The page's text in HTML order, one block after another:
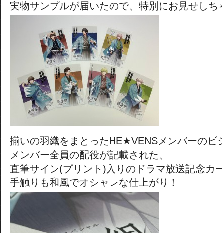
実物サンプルが届いたので、特別にお見せしち
揃いの羽織をまとったHE★VENSメンバーのビ
メンバー全員の配役が記載された、
直筆サイン(プリント)入りのドラマ放送記念カ
手触りも和風でオシャレな仕上がり！